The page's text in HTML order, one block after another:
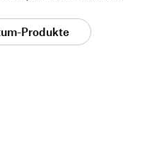
Produkte